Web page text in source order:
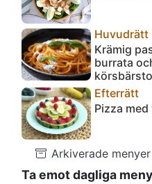
Huvudrätt
Krämig
burrata
Efterrätt
Pizza
Arkiverade menyer
Ta emot dagliga